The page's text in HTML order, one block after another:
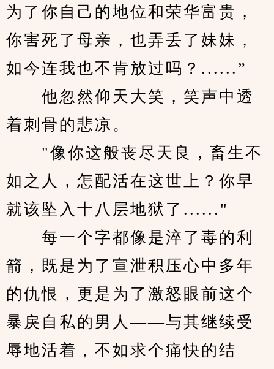
为了你自己的地位和荣华富贵，
你害死了母亲，也弄丢了妹妹，
如今连我也不肯放过吗？......”
他忽然仰天大笑，笑声中透
着刺骨的悲凉。
"像你这般丧尽天良，畜生不
如之人，怎配活在这世上？你早
就该坠入十八层地狱了......"
每一个字都像是淬了毒的利
箭，既是为了宣泄积压心中多年
的仇恨，更是为了激怒眼前这个
暴戾自私的男人——与其继续受
辱地活着，不如求个痛快的结